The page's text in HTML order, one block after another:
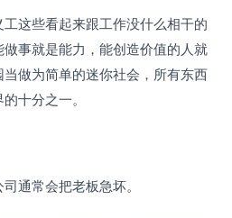
这些看起来跟工作没什么相干的
事就是能力，能创造价值的人就
做为简单的迷你社会，所有东西
十分之一。
通常会把老板急坏。